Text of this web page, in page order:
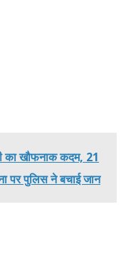
का खौफनाक कदम, 21
पर पुलिस ने बचाई जान